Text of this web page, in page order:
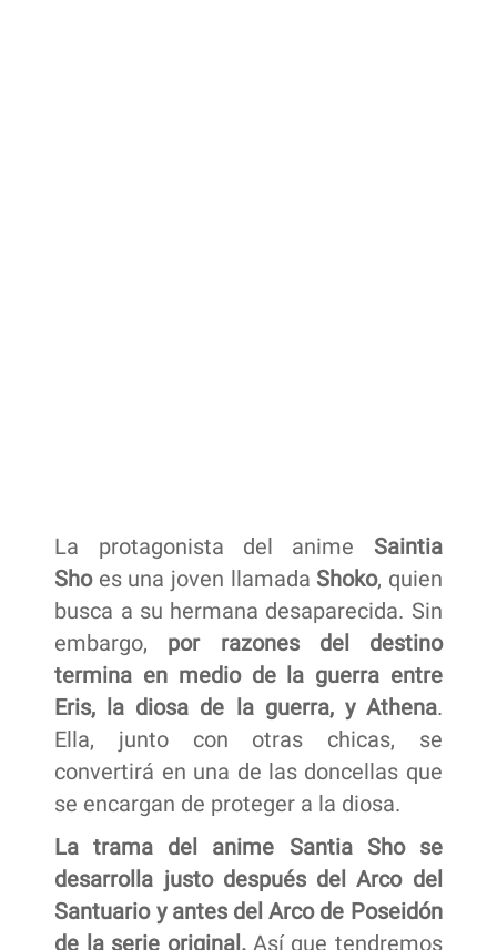
La protagonista del anime Saintia
Shoes una joven llamadaShoko, quien
busca a su hermana desaparecida. Sin
embargo, por razones del destino
termina en medio de la guerra entre
Eris, la diosa de la guerra, y Athena.
Ella, junto con otras chicas, se
convertirá en una de las doncellas que
se encargan de proteger a la diosa.
La trama del anime Santia Sho se
desarrolla justo después del Arco del
Santuario y antes del Arco de Poseidón
de la serie original.Así que tendremos